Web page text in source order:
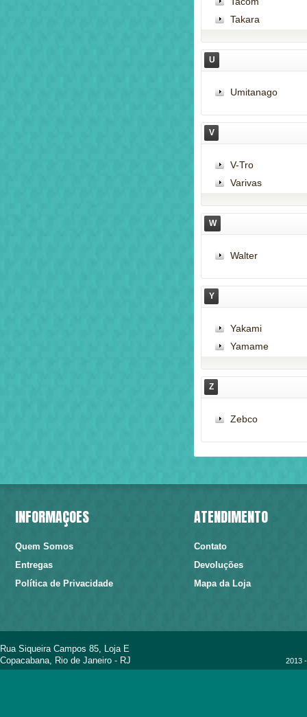
Takara
U
Umitanago
V
V-Tro
Varivas
W
Walter
Y
Yakami
Yamame
Z
Zebco
INFORMAÇÕES
Quem Somos
Entregas
Política de Privacidade
ATENDIMENTO
Contato
Devoluções
Mapa da Loja
Rua Siqueira Campos 85, Loja E
Copacabana, Rio de Janeiro - RJ
2013